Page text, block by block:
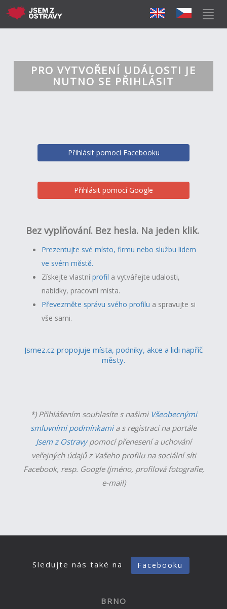
PRO VYTVOŘENÍ UDÁLOSTI JE
NUTNO SE PŘIHLÁSIT
Přihlásit pomocí Facebooku
Přihlásit pomocí Google
Bez vyplňování. Bez hesla. Na jeden klik.
Prezentujte své místo, firmu nebo službu lidem
ve svém městě.
Získejte vlastníprofil a vytvářejte udalosti,
nabídky, pracovní místa.
Převezměte správu svého profilu a spravujte si
vše sami.
Jsmez.cz propojuje místa, podniky, akce a lidi napříč
městy.
*) Přihlášením souhlasíte s našimi Všeobecnými
smluvními podmínkamia s registrací na portále
Jsem z Ostravypomocí přenesení a uchování
veřejnýchúdajů z Vašeho profilu na sociální síti
Facebook, resp. Google (jméno, profilová fotografie,
e-mail)
Sledujte nás také na Facebooku
BRNO